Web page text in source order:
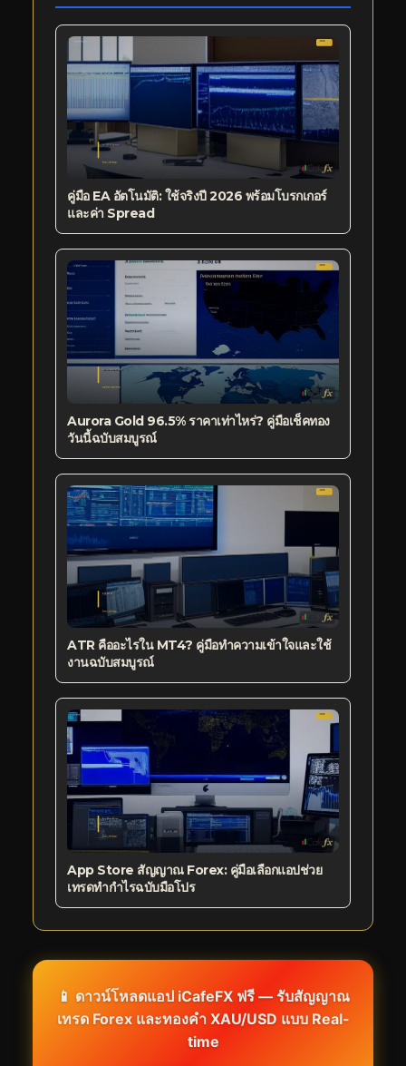
คู่มือ EA อัตโนมัติ: ใช้จริงปี 2026 พร้อมโบรกเกอร์
และค่า Spread
Aurora Gold 96.5% ราคาเท่าไหร่? คู่มือเช็คทอง
วันนี้ฉบับสมบูรณ์
ATR คืออะไรใน MT4? คู่มือทำความเข้าใจและใช้
งานฉบับสมบูรณ์
App Store สัญญาณ Forex: คู่มือเลือกแอปช่วย
เทรดทำกำไรฉบับมือโปร
📱 ดาวน์โหลดแอป iCafeFX ฟรี — รับสัญญาณ
เทรด Forex และทองคำ XAU/USD แบบ Real-
time